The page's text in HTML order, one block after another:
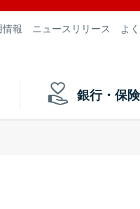
報 ニュースリリース よ
銀行・保険